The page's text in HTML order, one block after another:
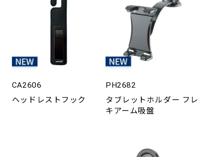
CA2606
ヘッドレストフック
PH2682
タブレットホルダー フレ
キアーム吸盤